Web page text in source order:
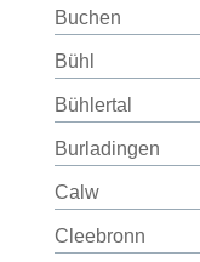
Buchen
Bühl
Bühlertal
Burladingen
Calw
Cleebronn